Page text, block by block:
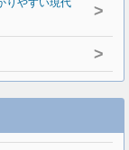
りやすい現代
>
>